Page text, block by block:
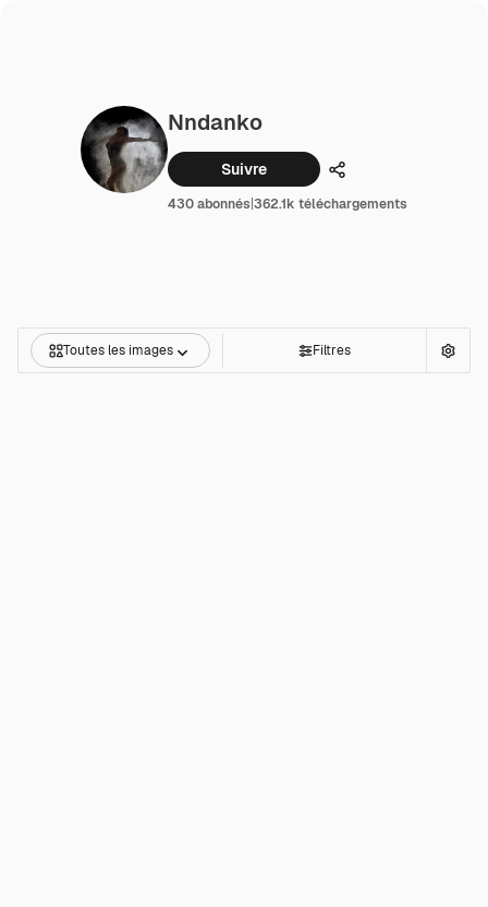
Nndanko
Suivre Partager
430 abonnés|362.1k téléchargements
Toutes les images Filtres